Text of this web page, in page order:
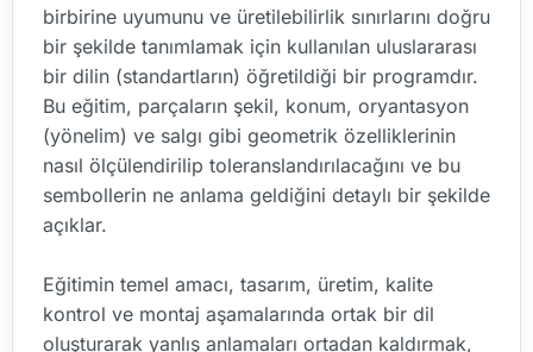
birbirine uyumunu ve üretilebilirlik sınırlarını doğru
bir şekilde tanımlamak için kullanılan uluslararası
bir dilin (standartların) öğretildiği bir programdır.
Bu eğitim, parçaların şekil, konum, oryantasyon
(yönelim) ve salgı gibi geometrik özelliklerinin
nasıl ölçülendirilip toleranslandırılacağını ve bu
sembollerin ne anlama geldiğini detaylı bir şekilde
açıklar.
Eğitimin temel amacı, tasarım, üretim, kalite
kontrol ve montaj aşamalarında ortak bir dil
oluşturarak yanlış anlamaları ortadan kaldırmak,